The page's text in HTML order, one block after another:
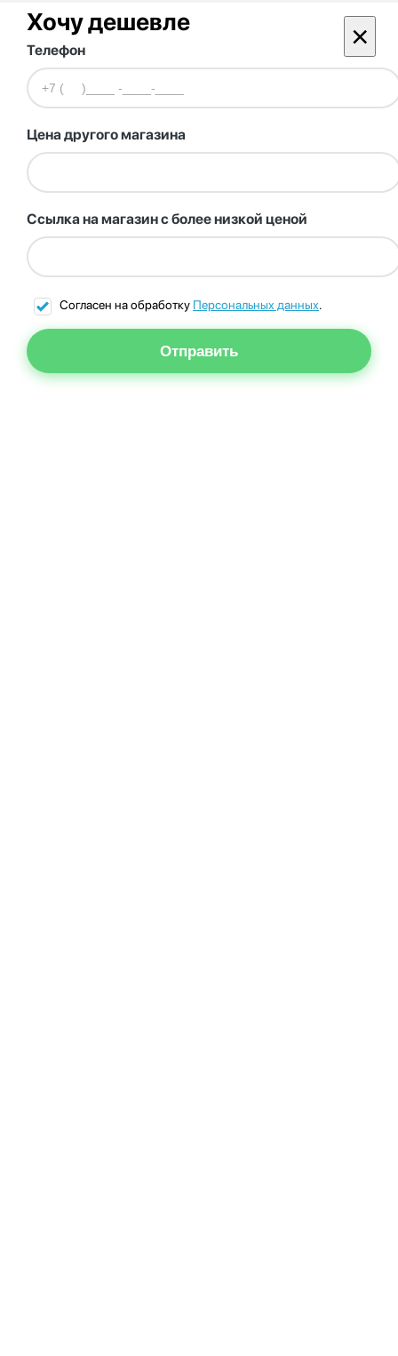
Хочу дешевле ×
Телефон
Цена другого магазина
Ссылка на магазин с более низкой ценой
Согласен на обработку Персональных данных.
Отправить